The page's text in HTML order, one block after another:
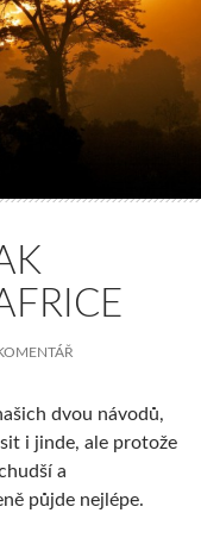
dvou návodů,
i jinde, ale protože
a
půjde nejlépe.